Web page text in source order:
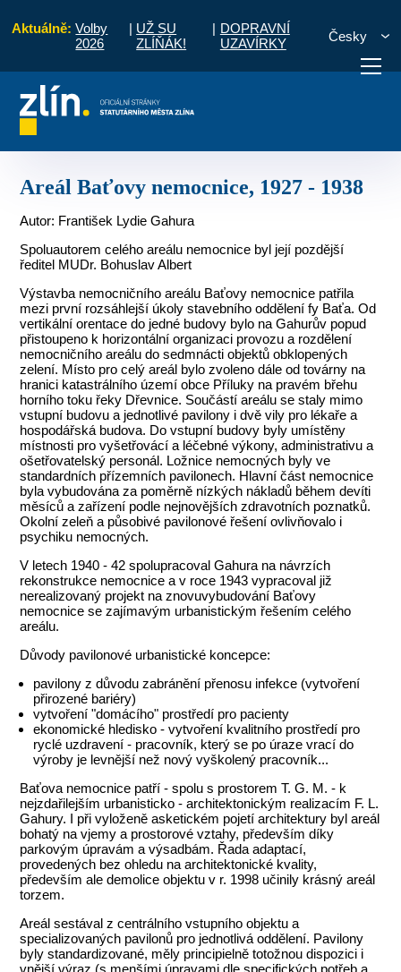
Aktuálně: Volby
2026
| UŽ SU
ZLÍŇÁK!
| DOPRAVNÍ
UZAVÍRKY
Česky
vyřídit Potřebuji zaplatit
Areál Baťovy nemocnice, 1927 - 1938
Autor: František Lydie Gahura
Spoluautorem celého areálu nemocnice byl její pozdější
ředitel MUDr. Bohuslav Albert
Výstavba nemocničního areálu Baťovy nemocnice patřila
mezi první rozsáhlejší úkoly stavebního oddělení fy Baťa. Od
vertikální orentace do jedné budovy bylo na Gahurův popud
přistoupeno k horizontální organizaci provozu a rozdělení
nemocničního areálu do sedmnácti objektů obklopených
zelení. Místo pro celý areál bylo zvoleno dále od továrny na
hranici katastrálního území obce Příluky na pravém břehu
horního toku řeky Dřevnice. Součástí areálu se staly mimo
vstupní budovu a jednotlivé pavilony i dvě vily pro lékaře a
hospodářská budova. Do vstupní budovy byly umístěny
místnosti pro vyšetřovácí a léčebné výkony, administrativu a
ošetřovatelský personál. Ložnice nemocných byly ve
standardních přízemních pavilonech. Hlavní část nemocnice
byla vybudována za poměrně nízkých nákladů během devíti
měsíců a zařízení podle nejnovějších zdravotních poznatků.
Okolní zeleň a působivé pavilonové řešení ovlivňovalo i
psychiku nemocných.
V letech 1940 - 42 spolupracoval Gahura na návrzích
rekonstrukce nemocnice a v roce 1943 vypracoval již
nerealizovaný projekt na znovuvybudování Baťovy
nemocnice se zajímavým urbanistickým řešením celého
areálu.
Důvody pavilonové urbanistické koncepce:
pavilony z důvodu zabránění přenosu infekce (vytvoření
přirozené bariéry)
vytvoření "domácího" prostředí pro pacienty
ekonomické hledisko - vytvoření kvalitního prostředí pro
ryclé uzdravení - pracovník, který se po úraze vrací do
výroby je levnější než nový vyškolený pracovník...
Baťova nemocnice patří - spolu s prostorem T. G. M. - k
nejzdařilejším urbanisticko - architektonickým realizacím F. L.
Gahury. I při vyloženě asketickém pojetí architektury byl areál
bohatý na vjemy a prostorové vztahy, především díky
parkovým úpravám a výsadbám. Řada adaptací,
provedených bez ohledu na architektonické kvality,
především ale demolice objektu v r. 1998 učinily krásný areál
torzem.
Areál sestával z centrálního vstupního objektu a
specializovaných pavilonů pro jednotlivá oddělení. Pavilony
byly standardizované, měly principielně totožnou dispozici i
vnější výraz (s menšími úpravami dle specifických potřeb a